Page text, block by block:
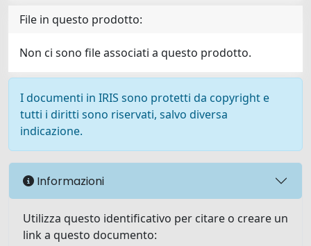
File in questo prodotto:
Non ci sono file associati a questo prodotto.
I documenti in IRIS sono protetti da copyright e
tutti i diritti sono riservati, salvo diversa
indicazione.
Informazioni
Utilizza questo identificativo per citare o creare un
link a questo documento: